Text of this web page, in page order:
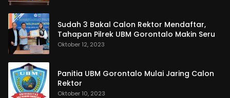
Sudah 3 Bakal Calon Rektor Mendaftar,
Tahapan Pilrek UBM Gorontalo Makin Seru
Oktober 12, 2023
Panitia UBM Gorontalo Mulai Jaring Calon
Rektor
Oktober 10, 2023